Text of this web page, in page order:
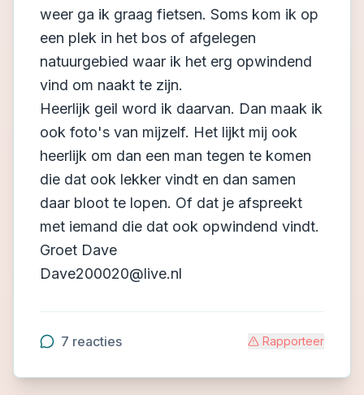
weer ga ik graag fietsen. Soms kom ik op
een plek in het bos of afgelegen
natuurgebied waar ik het erg opwindend
vind om naakt te zijn.
Heerlijk geil word ik daarvan. Dan maak ik
ook foto's van mijzelf. Het lijkt mij ook
heerlijk om dan een man tegen te komen
die dat ook lekker vindt en dan samen
daar bloot te lopen. Of dat je afspreekt
met iemand die dat ook opwindend vindt.
Groet Dave
Dave200020@live.nl
7 reacties Rapporteer